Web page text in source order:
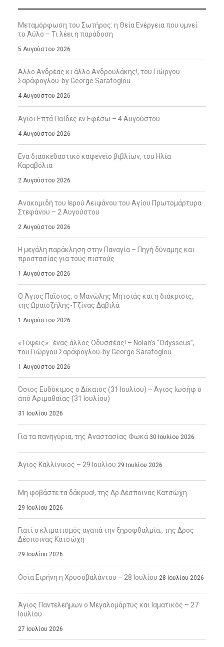
Μεταμόρφωση του Σωτήρος: η Θεία Ενέργεια που υμνεί
το Άϋλο – Τι λέει η παράδοση
5 Αυγούστου 2026
Άλλο Ανδρέας κι άλλο Ανδρουλάκης!, του Γιώργου
Σαράφογλου-by George Sarafoglou
4 Αυγούστου 2026
Άγιοι Επτά Παίδες εν Εφέσω – 4 Αυγούστου
4 Αυγούστου 2026
Ενα διασκεδαστικό καφενείο βιβλίων, του Ηλία
Καραβόλια
2 Αυγούστου 2026
Ανακομιδή του Ιερού Λειψάνου του Αγίου Πρωτομάρτυρα
Στεφάνου – 2 Αυγούστου
2 Αυγούστου 2026
Η μεγάλη παράκληση στην Παναγία – Πηγή δύναμης και
προστασίας για τους πιστούς
1 Αυγούστου 2026
Ο Άγιος Παΐσιος, ο Μανώλης Μητσιάς και η διάκρισις,
της Ωραιοζήλης-Τζίνας Δαβιλά
1 Αυγούστου 2026
«Τύψεις»…ένας άλλος Οδυσσέας! – Nolan’s “Odysseus”,
του Γιώργου Σαράφογλου-by George Sarafoglou
1 Αυγούστου 2026
Όσιος Ευδόκιμος ο Δίκαιος (31 Ιουλίου) – Άγιος Ιωσήφ ο
από Αριμαθαίας (31 Ιουλίου)
31 Ιουλίου 2026
Για τα πανηγύρια, της Αναστασίας Φωκά 30 Ιουλίου 2026
Άγιος Καλλίνικος – 29 Ιουλίου 29 Ιουλίου 2026
Μη φοβάστε τα δάκρυα!, της Δρ Δέσποινας Κατσώχη
29 Ιουλίου 2026
Γιατί ο κλιματισμός αγαπά την ξηροφθαλμία;, της Δρος
Δέσποινας Κατσώχη
29 Ιουλίου 2026
Οσία Ειρήνη η Χρυσοβαλάντου – 28 Ιουλίου 28 Ιουλίου 2026
Άγιος Παντελεήμων ο Μεγαλομάρτυς και Ιαματικός – 27
Ιουλίου
27 Ιουλίου 2026